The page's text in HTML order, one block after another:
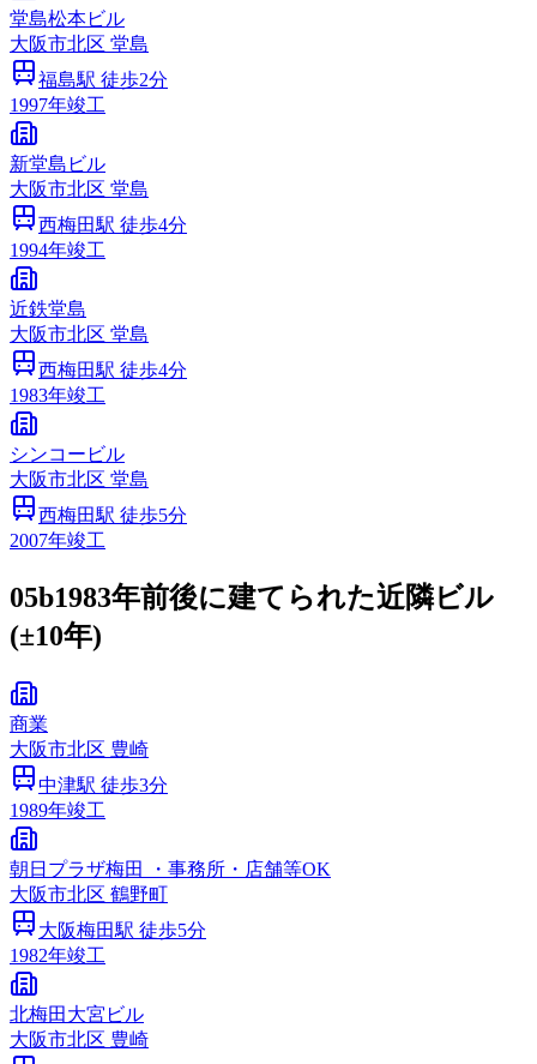
堂島松本ビル
大阪市北区 堂島
福島駅 徒歩2分
1997年竣工
新堂島ビル
大阪市北区 堂島
西梅田駅 徒歩4分
1994年竣工
近鉄堂島
大阪市北区 堂島
西梅田駅 徒歩4分
1983年竣工
シンコービル
大阪市北区 堂島
西梅田駅 徒歩5分
2007年竣工
05b1983年前後に建てられた近隣ビル
(±10年)
商業
大阪市北区 豊崎
中津駅 徒歩3分
1989年竣工
朝日プラザ梅田 ・事務所・店舗等OK
大阪市北区 鶴野町
大阪梅田駅 徒歩5分
1982年竣工
北梅田大宮ビル
大阪市北区 豊崎